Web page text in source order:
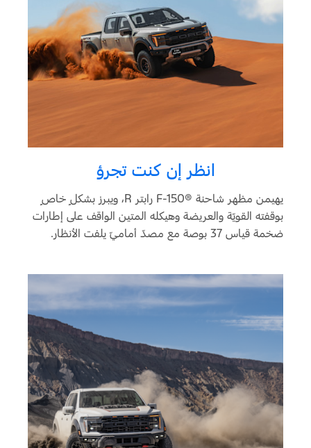
انظر إن كنت تجرؤ
يهيمن مظهر شاحنة F-150®‎ رابتر R، ويبرز بشكلٍ خاصٍ
بوقفته القويّة والعريضة وهيكله المتين الواقف على إطارات
ضخمة قياس 37 بوصة مع مصدّ أماميّ يلفت الأنظار.